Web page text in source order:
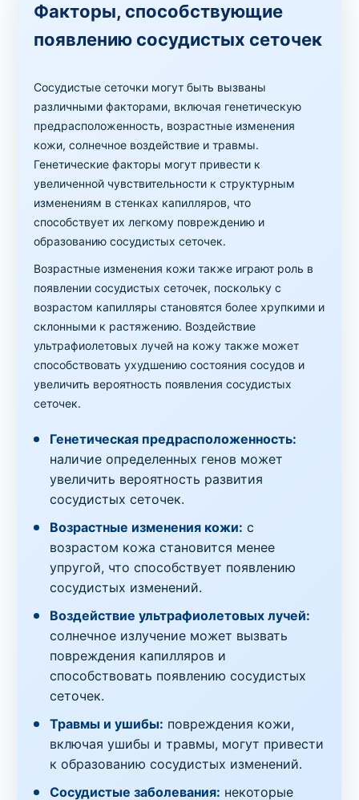
Факторы, способствующие
появлению сосудистых сеточек
Сосудистые сеточки могут быть вызваны
различными факторами, включая генетическую
предрасположенность, возрастные изменения
кожи, солнечное воздействие и травмы.
Генетические факторы могут привести к
увеличенной чувствительности к структурным
изменениям в стенках капилляров, что
способствует их легкому повреждению и
образованию сосудистых сеточек.
Возрастные изменения кожи также играют роль в
появлении сосудистых сеточек, поскольку с
возрастом капилляры становятся более хрупкими и
склонными к растяжению. Воздействие
ультрафиолетовых лучей на кожу также может
способствовать ухудшению состояния сосудов и
увеличить вероятность появления сосудистых
сеточек.
Генетическая предрасположенность:
наличие определенных генов может
увеличить вероятность развития
сосудистых сеточек.
Возрастные изменения кожи: с
возрастом кожа становится менее
упругой, что способствует появлению
сосудистых изменений.
Воздействие ультрафиолетовых лучей:
солнечное излучение может вызвать
повреждения капилляров и
способствовать появлению сосудистых
сеточек.
Травмы и ушибы: повреждения кожи,
включая ушибы и травмы, могут привести
к образованию сосудистых изменений.
Сосудистые заболевания: некоторые